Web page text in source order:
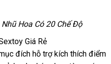
Hoa Có 20 Chế Độ
Giá Rẻ
đích hỗ trợ kích thích điểm